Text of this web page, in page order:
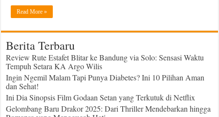
Read More »
Berita Terbaru
Review Rute Estafet Blitar ke Bandung via Solo: Sensasi Waktu
Tempuh Setara KA Argo Wilis
Ingin Ngemil Malam Tapi Punya Diabetes? Ini 10 Pilihan Aman
dan Sehat!
Ini Dia Sinopsis Film Godaan Setan yang Terkutuk di Netflix
Gelombang Baru Drakor 2025: Dari Thriller Mendebarkan hingga